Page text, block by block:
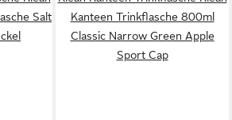
Salt
Kanteen Trinkflasche 800ml
Classic Narrow Green Apple
Sport Cap